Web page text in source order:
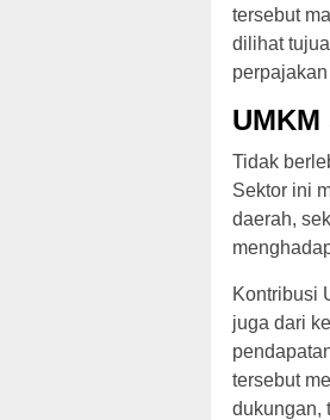
tersebut
dilihat
Tidak
Sektor ini
daerah,
Kontribusi
juga dari
tersebut
dukungan,